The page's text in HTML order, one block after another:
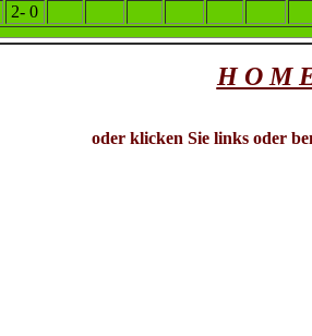
2- 0
H O M
oder klicken Sie links oder